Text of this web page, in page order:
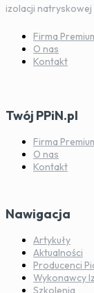
izolacji
Firma
O nas
Kontakt
Twój PPiN.pl
Firma
O nas
Kontakt
Nawigacja
Artykuły
Aktualności
Producenci
Wykonawcy
Szkolenia